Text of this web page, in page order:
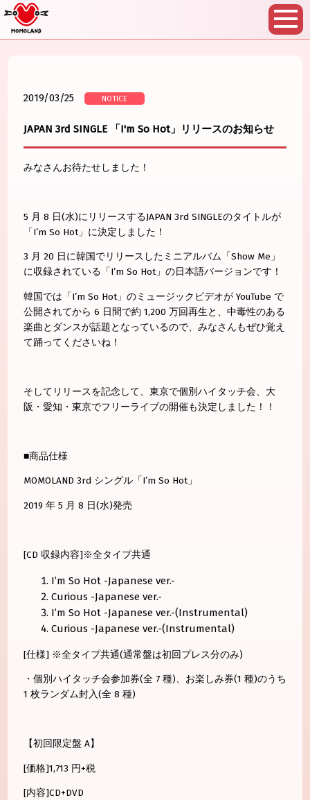
2019/03/25 NOTICE
JAPAN 3rd SINGLE 「I'm So Hot」リリースのお知らせ
みなさんお待たせしました！
5 月 8 日(水)にリリースするJAPAN 3rd SINGLEのタイトルが
「I’m So Hot」に決定しました！
3 月 20 日に韓国でリリースしたミニアルバム「Show Me」
に収録されている「I’m So Hot」の日本語バージョンです！
韓国では「I’m So Hot」のミュージックビデオが YouTube で
公開されてから 6 日間で約 1,200 万回再生と、中毒性のある
楽曲とダンスが話題となっているので、みなさんもぜひ覚え
て踊ってくださいね！
そしてリリースを記念して、東京で個別ハイタッチ会、大
阪・愛知・東京でフリーライブの開催も決定しました！！
■商品仕様
MOMOLAND 3rd シングル「I’m So Hot」
2019 年 5 月 8 日(水)発売
[CD 収録内容]※全タイプ共通
I’m So Hot -Japanese ver.-
Curious -Japanese ver.-
I’m So Hot -Japanese ver.-(Instrumental)
Curious -Japanese ver.-(Instrumental)
[仕様] ※全タイプ共通(通常盤は初回プレス分のみ)
・個別ハイタッチ会参加券(全 7 種)、お楽しみ券(1 種)のうち
1 枚ランダム封入(全 8 種)
【初回限定盤 A】
[価格]1,713 円+税
[内容]CD+DVD